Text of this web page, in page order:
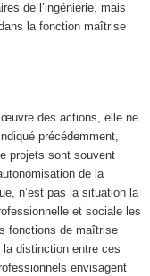
de l’ingénierie, mais
la fonction maîtrise
des actions, elle ne
précédemment,
projets sont souvent
de la
n’est pas la situation la
et sociale les
fonctions de maîtrise
la distinction entre ces
envisagent